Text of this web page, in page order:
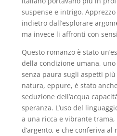
suspense e intrigo.
indietro dall’esplorare
ma invece li affronti con
Questo romanzo è stato
della condizione umana,
senza paura sugli aspetti
natura, eppure, è stato
seduzione dell’acqua
speranza. L’uso del
a una ricca e vibrante trama,
d’argento, e che conferiva al